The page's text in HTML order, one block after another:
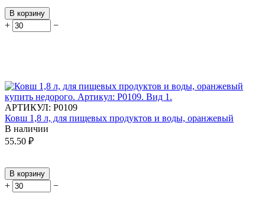
В корзину
+ −
АРТИКУЛ: Р0109
Ковш 1,8 л, для пищевых продуктов и воды, оранжевый
В наличии
55.50 ₽
В корзину
+ −